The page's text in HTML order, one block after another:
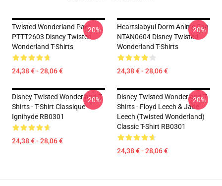
Twisted Wonderland Pack
PTTT2603 Disney Twisted
Wonderland T-Shirts
24,38 € - 28,06 €
-20%
Heartslabyul Dorm Anime Fan
NTAN0604 Disney Twisted
Wonderland T-Shirts
24,38 € - 28,06 €
-20%
Disney Twisted Wonderland T-
Shirts - T-Shirt Classique
Ignihyde RB0301
24,38 € - 28,06 €
-20%
Disney Twisted Wonderland T-
Shirts - Floyd Leech & Jade
Leech (Twisted Wonderland)
Classic T-Shirt RB0301
24,38 € - 28,06 €
-20%